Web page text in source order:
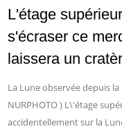
L'étage
s'écraser ce
laissera un
La Lune observée depuis
NURPHOTO ) L\'étage
accidentellement sur la